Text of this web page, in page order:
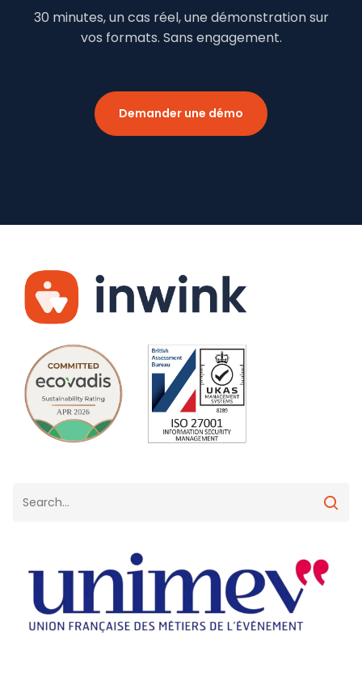
30 minutes, un cas réel, une démonstration sur
vos formats. Sans engagement.
Demander une démo